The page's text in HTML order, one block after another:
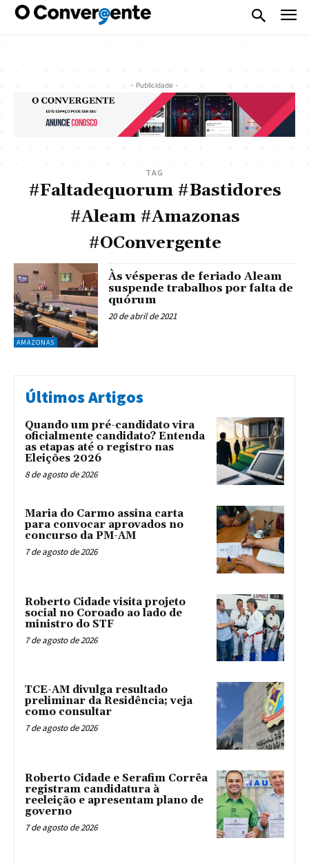
- Publicidade -
TAG
#Faltadequorum #Bastidores
#Aleam #Amazonas
#OConvergente
AMAZONAS
Às vésperas de feriado Aleam
suspende trabalhos por falta de
quórum
20 de abril de 2021
Últimos Artigos
Quando um pré-candidato vira
oficialmente candidato? Entenda
as etapas até o registro nas
Eleições 2026
8 de agosto de 2026
Maria do Carmo assina carta
para convocar aprovados no
concurso da PM-AM
7 de agosto de 2026
Roberto Cidade visita projeto
social no Coroado ao lado de
ministro do STF
7 de agosto de 2026
TCE-AM divulga resultado
preliminar da Residência; veja
como consultar
7 de agosto de 2026
Roberto Cidade e Serafim Corrêa
registram candidatura à
reeleição e apresentam plano de
governo
7 de agosto de 2026